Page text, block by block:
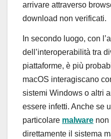
arrivare attraverso
download non verificati.
In secondo luogo, con
dell’interoperabilità tra
piattaforme, è più
macOS interagiscano
sistemi Windows o altri
essere infetti. Anche se
particolare malware non
direttamente il sistema